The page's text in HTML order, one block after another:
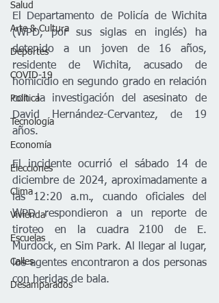
Salud
Arte & Cultura
Deportes
COVID-19
Política
Tecnología
Economía
Elecciones
Clima
Vivienda
Escuelas
Calles
Desamparados
El Departamento de Policía de Wichita
(WPD, por sus siglas en inglés) ha
detenido a un joven de 16 años,
residente de Wichita, acusado de
homicidio en segundo grado en relación
con la investigación del asesinato de
David Hernández-Cervantez, de 19
años.
El incidente ocurrió el sábado 14 de
diciembre de 2024, aproximadamente a
las 12:20 a.m., cuando oficiales del
WPD respondieron a un reporte de
tiroteo en la cuadra 2100 de E.
Murdock, en Sim Park. Al llegar al lugar,
los agentes encontraron a dos personas
con heridas de bala.